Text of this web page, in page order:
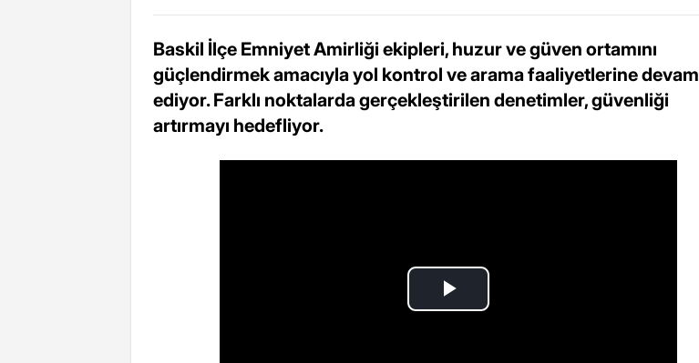
Baskil İlçe Emniyet Amirliği ekipleri, huzur ve güven ortamını
güçlendirmek amacıyla yol kontrol ve arama faaliyetlerine devam
ediyor. Farklı noktalarda gerçekleştirilen denetimler, güvenliği
artırmayı hedefliyor.